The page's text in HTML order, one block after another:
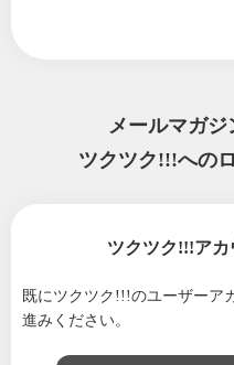
メールマガ
ツクツク!!!への
ツクツク!!!ア
既にツクツク!!!のユーザーア
進みください。